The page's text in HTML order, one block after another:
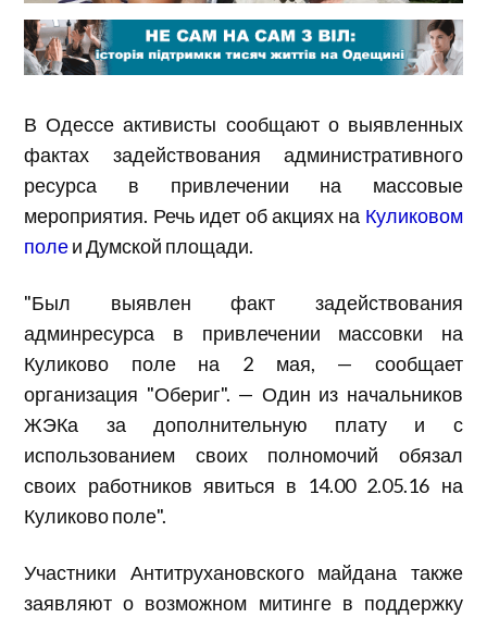
В Одессе активисты сообщают о выявленных
фактах задействования административного
ресурса в привлечении на массовые
мероприятия. Речь идет об акциях на Куликовом
полеи Думской площади.
"Был выявлен факт задействования
админресурса в привлечении массовки на
Куликово поле на 2 мая, — сообщает
организация "Обериг". — Один из начальников
ЖЭКа за дополнительную плату и с
использованием своих полномочий обязал
своих работников явиться в 14.00 2.05.16 на
Куликово поле".
Участники Антитрухановского майдана также
заявляют о возможном митинге в поддержку